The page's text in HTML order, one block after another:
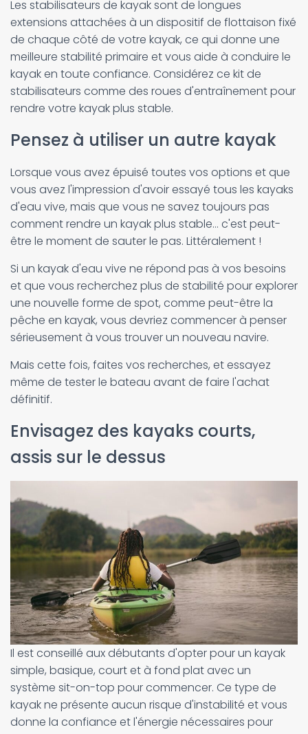
Les stabilisateurs de kayak sont de longues
extensions attachées à un dispositif de flottaison fixé
de chaque côté de votre kayak, ce qui donne une
meilleure stabilité primaire et vous aide à conduire le
kayak en toute confiance. Considérez ce kit de
stabilisateurs comme des roues d'entraînement pour
rendre votre kayak plus stable.
Pensez à utiliser un autre kayak
Lorsque vous avez épuisé toutes vos options et que
vous avez l'impression d'avoir essayé tous les kayaks
d'eau vive, mais que vous ne savez toujours pas
comment rendre un kayak plus stable... c'est peut-
être le moment de sauter le pas. Littéralement !
Si un kayak d'eau vive ne répond pas à vos besoins
et que vous recherchez plus de stabilité pour explorer
une nouvelle forme de spot, comme peut-être la
pêche en kayak, vous devriez commencer à penser
sérieusement à vous trouver un nouveau navire.
Mais cette fois, faites vos recherches, et essayez
même de tester le bateau avant de faire l'achat
définitif.
Envisagez des kayaks courts,
assis sur le dessus
Il est conseillé aux débutants d'opter pour un kayak
simple, basique, court et à fond plat avec un
système sit-on-top pour commencer. Ce type de
kayak ne présente aucun risque d'instabilité et vous
donne la confiance et l'énergie nécessaires pour